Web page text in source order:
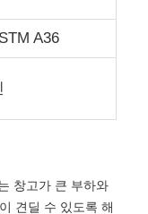
A36
창고가 큰 부하와
견딜 수 있도록 해